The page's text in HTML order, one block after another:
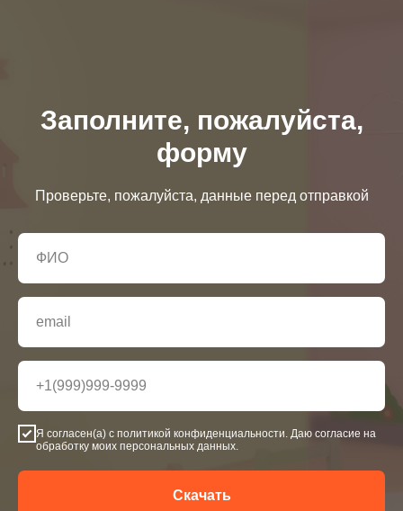
Заполните, пожалуйста,
форму
Проверьте, пожалуйста, данные перед отправкой
ФИО
email
+1(999)999-9999
Я согласен(а) с политикой конфиденциальности. Даю согласие на
обработку моих персональных данных.
Скачать